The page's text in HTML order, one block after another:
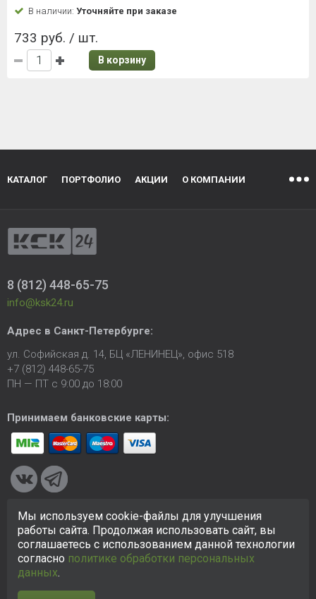
В наличии: Уточняйте при заказе
733 руб. / шт.
В корзину
КАТАЛОГ ПОРТФОЛИО АКЦИИ О КОМПАНИИ
8 (812) 448-65-75
info@ksk24.ru
Адрес в Санкт-Петербурге:
ул. Софийская д. 14, БЦ «ЛЕНИНЕЦ», офис 518
+7 (812) 448-65-75
ПН — ПТ с 9:00 до 18:00
Принимаем банковские карты:
© 2005-2026 ООО «КСК». Сайтhttps://ksk24.ruсоздан
исключительно в информационных целях и любая информация
на сайте не является публичной офертой.Политика в
отношении персональных данных
Мы используем cookie-файлы для улучшения
работы сайта. Продолжая использовать сайт, вы
соглашаетесь с использованием данной технологии
согласно политике обработки персональных
данных.